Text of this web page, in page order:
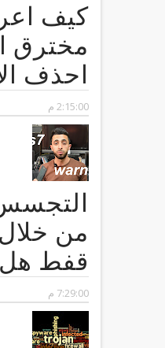
كيف
مخترق
احذف
2:15:00 م
من
قفط
7:29:00 م